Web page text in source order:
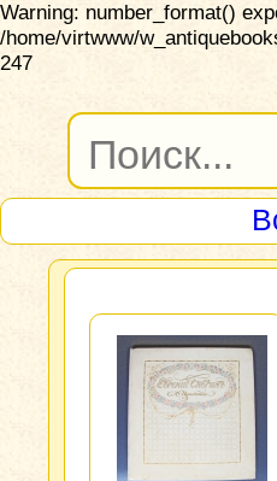
Warning: number_format()
/home/virtwww/
247